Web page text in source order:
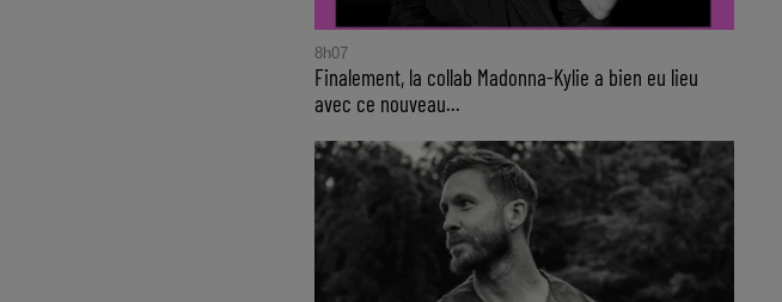
8h07
Finalement, la collab Madonna-Kylie a bien eu lieu
avec ce nouveau...